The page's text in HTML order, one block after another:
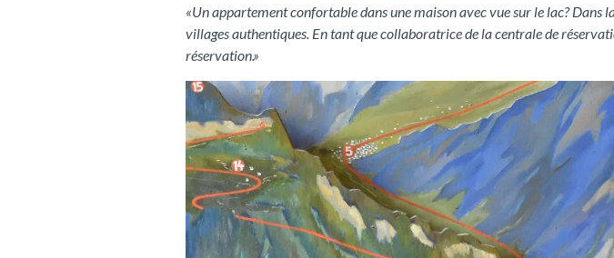
«Un appartement confortable dans une maison avec vue sur le lac? Dans
villages authentiques. En tant que collaboratrice de la centrale de
réservation.»